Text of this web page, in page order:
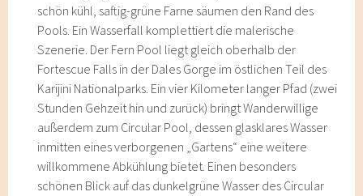
schön kühl, saftig-grüne Farne säumen den Rand des
Pools. Ein Wasserfall komplettiert die malerische
Szenerie. Der Fern Pool liegt gleich oberhalb der
Fortescue Falls in der Dales Gorge im östlichen Teil des
Karijini Nationalparks. Ein vier Kilometer langer Pfad (zwei
Stunden Gehzeit hin und zurück) bringt Wanderwillige
außerdem zum Circular Pool, dessen glasklares Wasser
inmitten eines verborgenen „Gartens“ eine weitere
willkommene Abkühlung bietet. Einen besonders
schönen Blick auf das dunkelgrüne Wasser des Circular